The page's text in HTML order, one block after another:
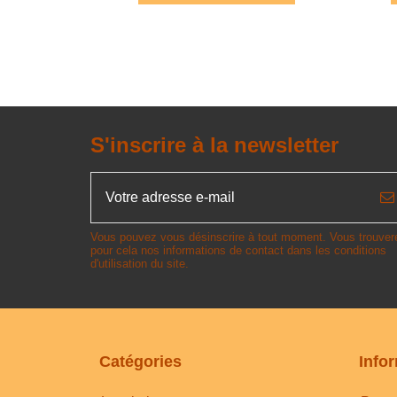
S'inscrire à la newsletter
Vous pouvez vous désinscrire à tout moment. Vous
pour cela nos informations de contact dans les conditions
d'utilisation du site.
Catégories